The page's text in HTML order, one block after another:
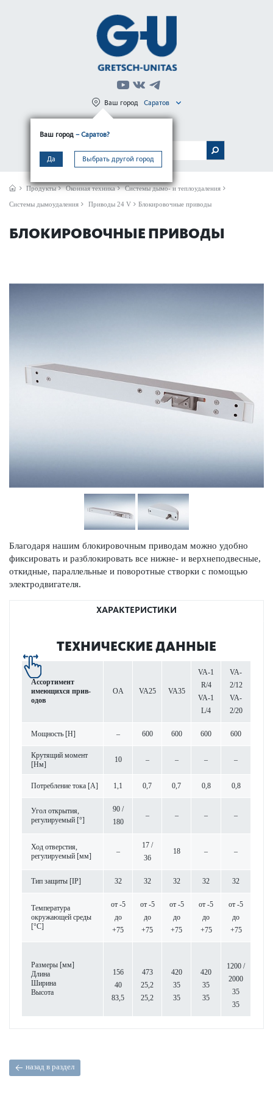
Ваш город – Саратов?
Да Выбрать другой город
Ваш город Саратов
МЕНЮ
Продукты Оконная техника Системы дымо- и теплоудаления
Системы дымоудаления Приводы 24 V Блокировочные приводы
БЛОКИРОВОЧНЫЕ ПРИВОДЫ
Благодаря нашим блокировочным при­в­одам можно удобно
фиксировать и разблокировать все нижне- и верхнепо­д­в­есные,
откидные, пар­аллельные и пово­р­отные створки с помощью
электро­дв­игателя.
ХАРАКТЕРИСТИКИ
ТЕХНИЧЕСКИЕ ДАННЫЕ
Ассортимент
имеющихся при­в­
одов
OA VA25 VA35
VA-1
R/4
VA-1
L/4
VA-
2/12
VA-
2/20
Мощность [Н] – 600 600 600 600
Крут­ящий момент
[Нм]
10 – – – –
Потреб­л­ение тока [A] 1,1 0,7 0,7 0,8 0,8
Угол открытия,
регулируемый [°]
90 /
180
– – – –
Ход отве­р­стия,
регулируемый [мм]
–
17 /
36
18 – –
Тип защиты [IP] 32 32 32 32 32
Темпер­атура
окружающей среды
[°C]
от -5
до
+75
от -5
до
+75
от -5
до
+75
от -5
до
+75
от -5
до
+75
Размеры [мм]
Длина
Ширина
Высота
156
40
83,5
473
25,2
25,2
420
35
35
420
35
35
1200 /
2000
35
35
назад в раздел